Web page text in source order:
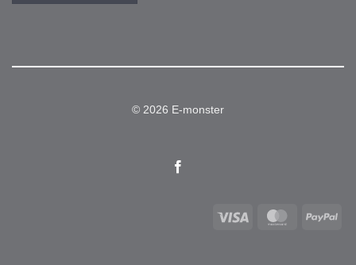
© 2026 E-monster
Visa